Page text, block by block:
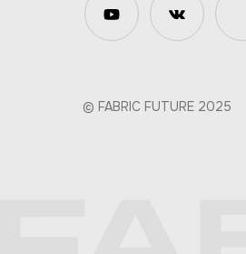
© FABRIC FUTURE 2025